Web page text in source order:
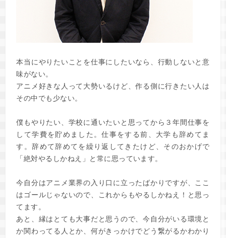
本当にやりたいことを仕事にしたいなら、行動しないと意
味がない。
アニメ好きな人って大勢いるけど、作る側に行きたい人は
その中でも少ない。
僕もやりたい、学校に通いたいと思ってから３年間仕事を
して学費を貯めました。仕事をする前、大学も辞めてま
す。辞めて辞めてを繰り返してきたけど、そのおかげで
「絶対やるしかねえ」と常に思っています。
今自分はアニメ業界の入り口に立ったばかりですが、ここ
はゴールじゃないので、これからもやるしかねえ！と思っ
てます。
あと、縁はとても大事だと思うので、今自分がいる環境と
か関わってる人とか、何がきっかけでどう繋がるかわかり